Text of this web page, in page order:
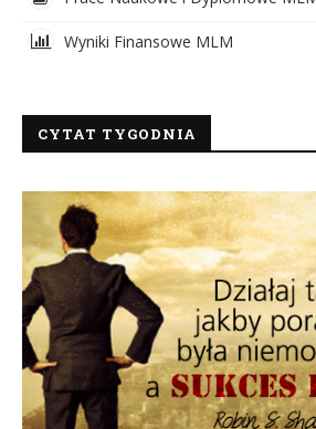
Wyniki Finansowe MLM
CYTAT TYGODNIA